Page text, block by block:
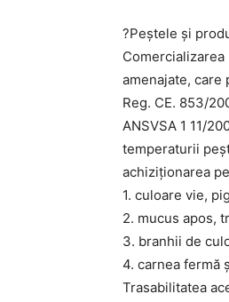
?Peștele și
amenajate, care
Reg. CE. 853/
ANSVSA 1 11/
temperaturii
achiziționarea
1. culoare vie,
2. mucus apos,
3. branhii de
4. carnea fermă
Trasabilitatea